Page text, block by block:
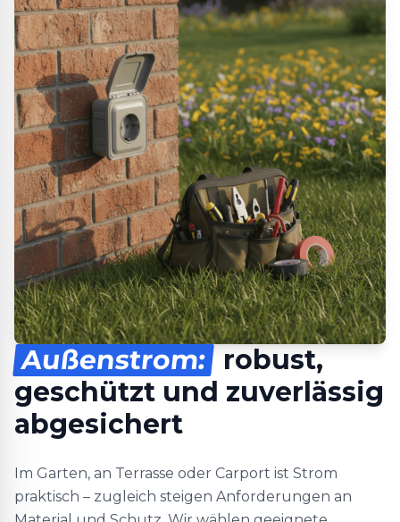
Außenstrom: robust,
geschützt und zuverlässig
abgesichert
Im Garten, an Terrasse oder Carport ist Strom
praktisch – zugleich steigen Anforderungen an